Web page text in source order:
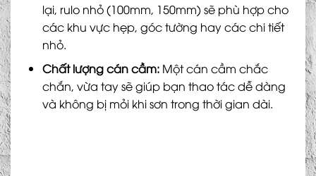
lại, rulo nhỏ (100mm, 150mm) sẽ phù hợp cho
các khu vực hẹp, góc tường hay các chi tiết
nhỏ.
Chất lượng cán cầm:Một cán cầm chắc
chắn, vừa tay sẽ giúp bạn thao tác dễ dàng
và không bị mỏi khi sơn trong thời gian dài.